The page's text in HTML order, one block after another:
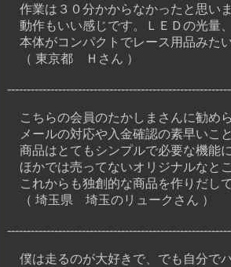
作業は３０分かからなかったと思い
動作もいい感じです。ＬＥＤの光量、
本体がコンパクトでレース用品みた
（ 東京都 Ｈさん ）
こちらの会員のたかしまさんに勧めら
メールの対応や入金確認の素早いこと
商品はとてもシンプルで必要な機能に
ほかでは売ってないオリジナルなと
これからも独創的な商品を作りだし
（ 埼玉県 埼玉のリュークさん ）
僕は走るのが大好きで、でも自分で